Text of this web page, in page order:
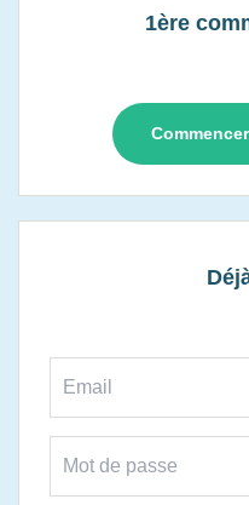
1ère